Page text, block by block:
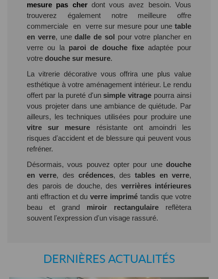
mesure pas cher dont vous avez besoin. Vous
trouverez également notre meilleure offre
commerciale en verre sur mesure pour une table
en verre, unedalle de sol pour votre plancher en
verre ou la paroi de douche fixeadaptée pour
votre douche sur mesure.
La vitrerie décorative vous offrira une plus value
esthétique à votre aménagement intérieur. Le rendu
offert par la pureté d'unsimple vitrage pourra ainsi
vous projeter dans une ambiance de quiétude. Par
ailleurs, les techniques utilisées pour produire une
vitre sur mesure résistante ont amoindri les
risques dʼaccident et de blessure qui peuvent vous
refréner.
Désormais, vous pouvez opter pour unedouche
en verre, des crédences, destables en verre,
des parois de douche, des verrières intérieures
anti effraction et du verre imprimétandis que votre
beau et grand miroir rectangulaire reflètera
souvent lʼexpression dʼun visage rassuré.
DERNIÈRES ACTUALITÉS